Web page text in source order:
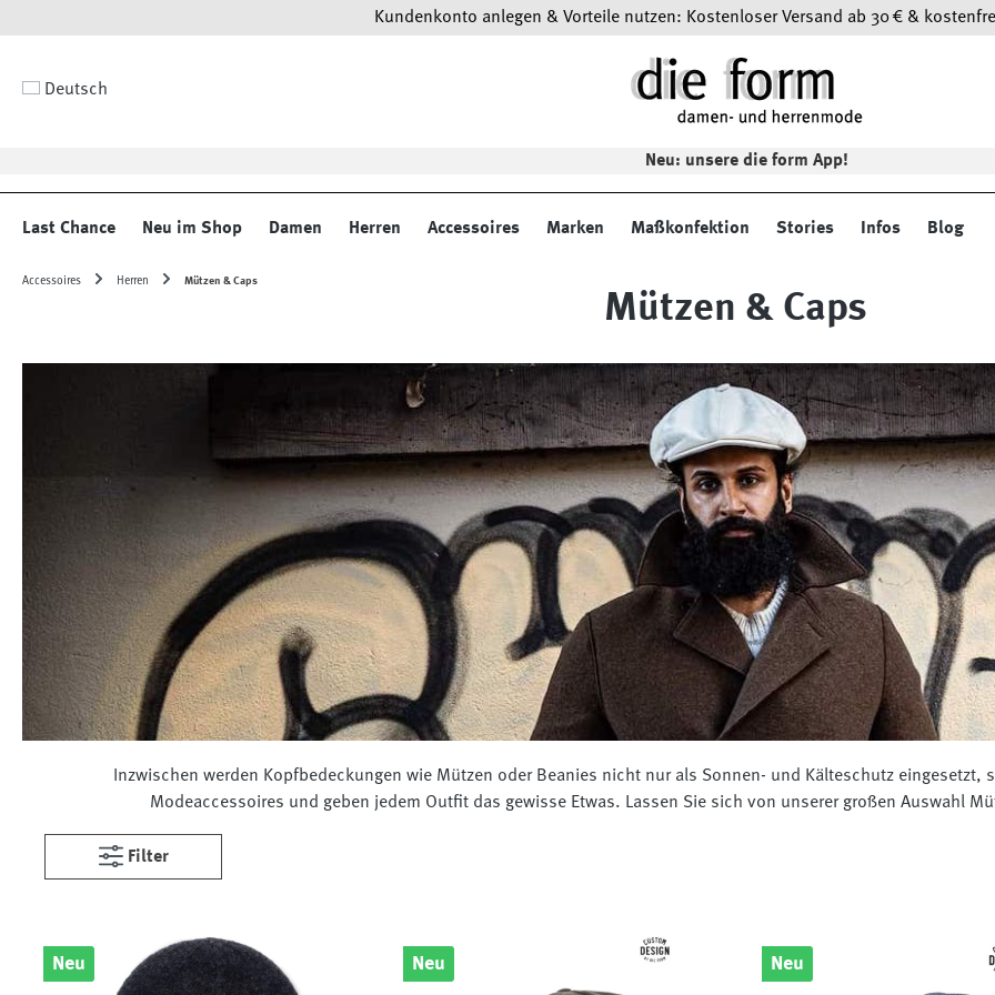
Kundenkonto anlegen & Vorteile nutzen: Kostenloser Versand ab 30 € &
Deutsch
Neu: unsere die form App!
Last Chance Neu im Shop Damen Herren Accessoires Marken Maßkonfektion Stories Infos Blog
Accessoires Herren Mützen & Caps
Mützen & Caps
Inzwischen werden Kopfbedeckungen wie Mützen oder Beanies nicht nur als Sonnen- und Kälteschutz eingesetzt,
Modeaccessoires und geben jedem Outfit das gewisse Etwas. Lassen Sie sich von unserer großen Auswahl
Filter
Neu Neu Neu